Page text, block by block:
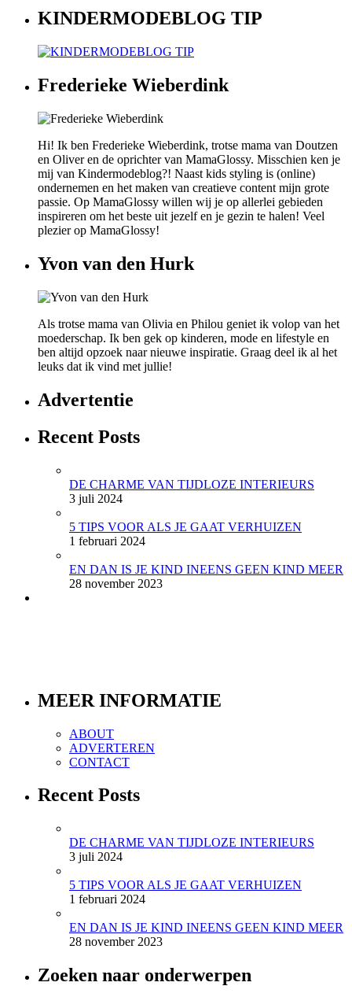
KINDERMODEBLOG TIP
Frederieke Wieberdink
Hi! Ik ben Frederieke Wieberdink, trotse mama van Doutzen
en Oliver en de oprichter van MamaGlossy. Misschien ken je
mij van Kindermodeblog?! Naast kids styling is (online)
ondernemen en het maken van creatieve content mijn grote
passie. Op MamaGlossy willen wij je op allerlei gebieden
inspireren om het beste uit jezelf en je gezin te halen! Veel
plezier op MamaGlossy!
Yvon van den Hurk
Als trotse mama van Olivia en Philou geniet ik volop van het
moederschap. Ik ben gek op kinderen, mode en lifestyle en
ben altijd opzoek naar nieuwe inspiratie. Graag deel ik al het
leuks dat ik vind met jullie!
Advertentie
Recent Posts
DE CHARME VAN TIJDLOZE INTERIEURS
3 juli 2024
5 TIPS VOOR ALS JE GAAT VERHUIZEN
1 februari 2024
EN DAN IS JE KIND INEENS GEEN KIND MEER
28 november 2023
MEER INFORMATIE
ABOUT
ADVERTEREN
CONTACT
Recent Posts
DE CHARME VAN TIJDLOZE INTERIEURS
3 juli 2024
5 TIPS VOOR ALS JE GAAT VERHUIZEN
1 februari 2024
EN DAN IS JE KIND INEENS GEEN KIND MEER
28 november 2023
Zoeken naar onderwerpen